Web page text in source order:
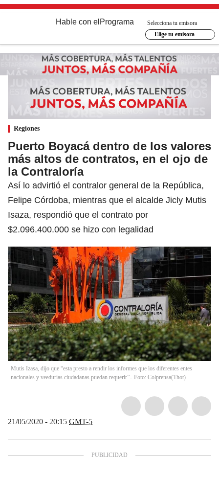
Hable con el Programa
Selecciona tu emisora
Elige tu emisora
Regiones
Puerto Boyacá dentro de los valores
más altos de contratos, en el ojo de
la Contraloría
Así lo advirtió el contralor general de la República,
Felipe Córdoba, mientras que el alcalde Jicly Mutis
Isaza, respondió que el contrato por
$2.096.400.000 se hizo con legalidad
Mutis Izasa, dijo que “esta presto a rendir los informes que los diferentes entes
nacionales y veedurías ciudadanas puedan requerir”.. Foto: Colprensa(Thot)
21/05/2020 - 20:15 GMT-5